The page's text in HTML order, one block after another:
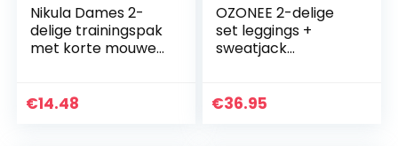
Nikula Dames 2-
delige trainingspak
met korte mouwen
Sweatshirt en
€14.48
OZONEE 2-delige
set leggings +
sweatjack
joggingpak
€36.95